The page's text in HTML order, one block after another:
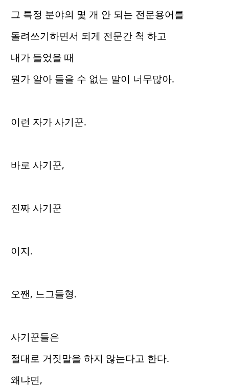
그 특정 분야의 몇 개 안 되는 전문용어를
돌려쓰기하면서 되게 전문간 척 하고
내가 들었을 때
뭔가 알아 들을 수 없는 말이 너무많아.
이런 자가 사기꾼.
바로 사기꾼,
진짜 사기꾼
이지.
오짼, 느그들형.
사기꾼들은
절대로 거짓말을 하지 않는다고 한다.
왜냐면,